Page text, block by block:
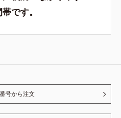
です。
号から注文